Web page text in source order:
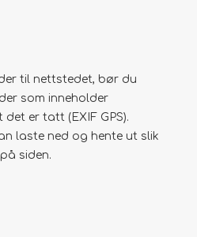
til nettstedet, bør du
som inneholder
er tatt (EXIF GPS).
laste ned og hente ut slik
siden.